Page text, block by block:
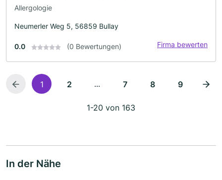
Allergologie
Neumerler Weg 5, 56859 Bullay
0.0 (0 Bewertungen) Firma bewerten
1 2 ... 7 8 9
1-20 von 163
In der Nähe